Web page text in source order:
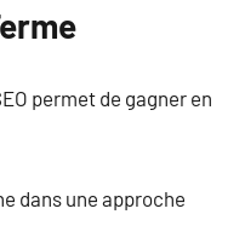
permet de gagner en
dans une approche